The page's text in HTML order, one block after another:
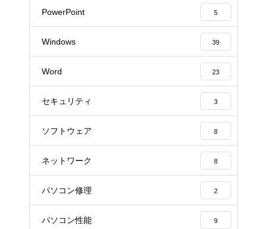
PowerPoint 5
Windows 39
Word 23
セキュリティ 3
ソフトウェア 8
ネットワーク 8
パソコン修理 2
パソコン性能 9